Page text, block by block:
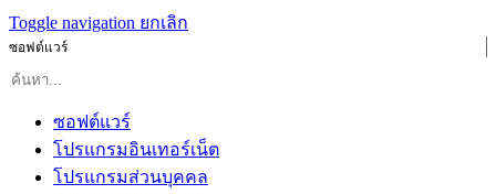
Toggle navigation ยกเลิก
ซอฟต์แวร์
ซอฟต์แวร์
โปรแกรมอินเทอร์เน็ต
โปรแกรมส่วนบุคคล